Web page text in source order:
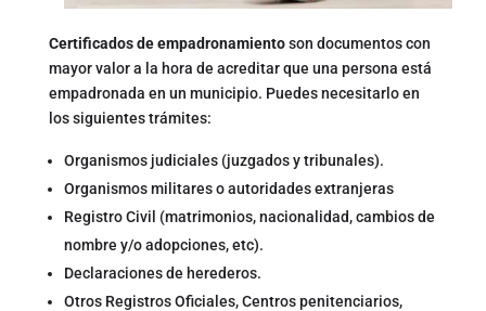
Certificados de empadronamientoson documentos con
mayor valor a la hora de acreditar que una persona está
empadronada en un municipio. Puedes necesitarlo en
los siguientes trámites:
Organismos judiciales (juzgados y tribunales).
Organismos militares o autoridades extranjeras
Registro Civil (matrimonios, nacionalidad, cambios de
nombre y/o adopciones, etc).
Declaraciones de herederos.
Otros Registros Oficiales, Centros penitenciarios,